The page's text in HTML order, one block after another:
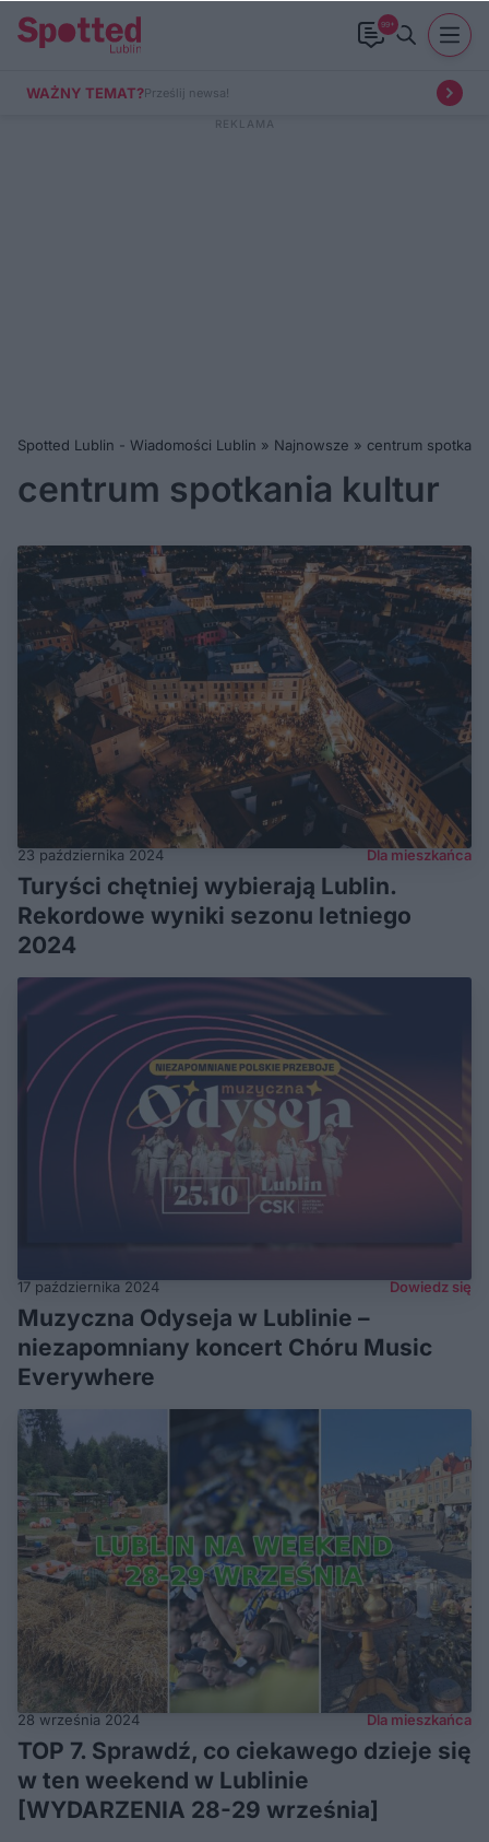
99+
WAŻNY TEMAT?Prześlij newsa!
Spotted Lublin - Wiadomości Lublin » Najnowsze » centrum
centrum spotkania kultur
23 października 2024 Dla mieszkańca
Turyści chętniej wybierają Lublin.
Rekordowe wyniki sezonu letniego
2024
17 października 2024 Dowiedz się
Muzyczna Odyseja w Lublinie –
niezapomniany koncert Chóru Music
Everywhere
28 września 2024 Dla mieszkańca
TOP 7. Sprawdź, co ciekawego dzieje się
w ten weekend w Lublinie
[WYDARZENIA 28-29 września]